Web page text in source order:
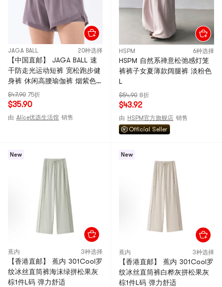
JAGA BALL 20种选择
【中国直邮】 JAGA BALL 速
干防走光运动短裤 宽松跑步健
身裤 休闲高腰瑜伽裤 烟紫色S
码
$47.90 75折
$35.90
由 Alice优选生活馆 销售
HSPM 6种选择
HSPM 自然系禅意松弛感灯笼
裤裤子女夏薄款阔腿裤 淡粉色
L
$54.90 8折
$43.92
由 HSPM官方旗舰店 销售
Official Seller
New
蕉内 3种选择
【香港直邮】 蕉内 301Cool罗
纹冰丝直筒裤海沫绿拼松果灰
棕1件L码 弹力舒适
New
蕉内 3种选择
【香港直邮】 蕉内 301Cool罗
纹冰丝直筒裤白桦灰拼松果灰
棕1件L码 弹力舒适